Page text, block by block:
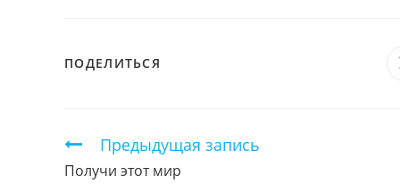
ПОДЕЛИТЬСЯ
Продолжить
чтение
Предыдущая запись
Получи этот мир